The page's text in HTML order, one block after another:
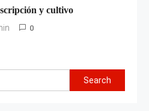
y cultivo
0
Search
for: